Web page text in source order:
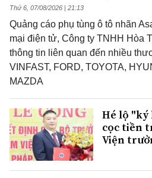
Thứ 6, 07/08/2026 | 21:13
Quảng cáo phụ tùng ô tô nhãn
mại điện tử, Công ty TNHH Hòa
thông tin liên quan đến nhiều
VINFAST, FORD, TOYOTA,
MAZDA
Hé lộ
cọc tiền
Viện